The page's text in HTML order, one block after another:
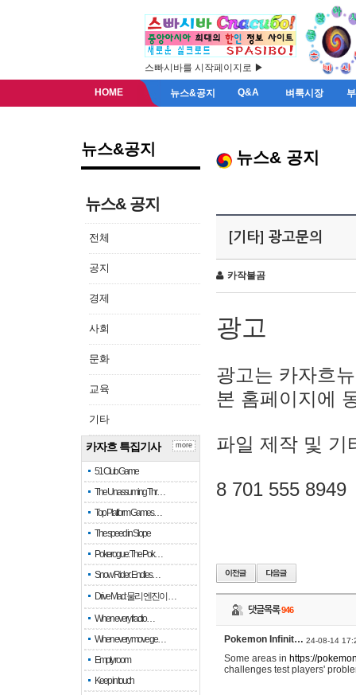
스빠시바를 시작페이지로 ▶
HOME 뉴스&공지 Q&A 벼룩시장
뉴스&공지
뉴스& 공지
전체
공지
경제
사회
문화
교육
기타
카자흐 특집기사
51 Club Game
The Unassuming Thr…
Top Platform Games…
The speed in Slope
Pokerogue: The Pok…
Snow Rider: Endles…
Drive Mad: 물리 엔진이 …
When every fractio…
When every move ge…
Empty room
Keep in touch
more
뉴스& 공지
[기타] 광고문의
카작불곰
광고
광고는 카자흐
본 홈페이지에
파일 제작 및 기
8 701 555 8949
댓글목록946
Pokemon Infinit… 24-08-14
Some areas in https://
challenges test players'